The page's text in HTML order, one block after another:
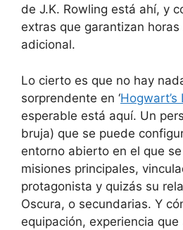
de J.K. Rowling está ahí, y
extras que garantizan
adicional.
Lo cierto es que no hay
sorprendente en ‘Hogwart’s
esperable está aquí. Un
bruja) que se puede
entorno abierto en el que
misiones principales,
protagonista y quizás su
Oscura, o secundarias. Y
equipación, experiencia